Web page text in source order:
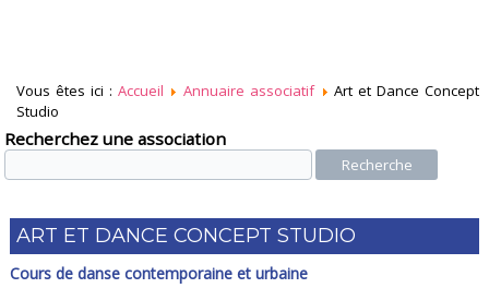
Vous êtes ici : Accueil Annuaire associatif
Art et Dance Concept
Studio
Recherchez une association
Recherche
ART ET DANCE CONCEPT STUDIO
Cours de danse contemporaine et urbaine